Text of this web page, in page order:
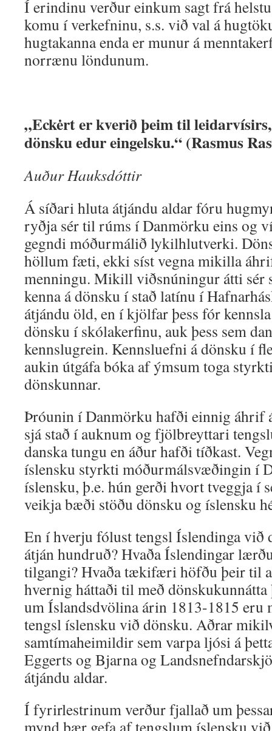
Í erindinu verður einkum sagt frá
komu í verkefninu, s.s. við val á
hugtakanna enda er munur á
norrænu löndunum.
„Eckėrt er kverið þeim til
dönsku edur eingelsku.“ (Rasmus
Auður Hauksdóttir
Á síðari hluta átjándu aldar fóru
ryðja sér til rúms í Dan­mörku eins og
gegndi móðurmálið lykilhlutverki.
höllum fæti, ekki síst vegna mikilla
menningu. Mikill viðsnúningur átti sér
kenna á dönsku í stað latínu í
átjándu öld, en í kjölfar þess fór
dönsku í skólakerfinu, auk þess sem
kennslugrein. Kennsluefni á dönsku í
aukin útgáfa bóka af ýmsum toga
dönskunnar.
Þróunin í Danmörku hafði einnig áhrif
sjá stað í auknum og fjölbreyttari
danska tungu en áður hafði tíðkast.
íslensku styrkti móðurmálsvæðingin í
íslensku, þ.e. hún gerði hvort tveggja í
veikja bæði stöðu dönsku og íslensku
En í hverju fólust tengsl Íslendinga við
átján hundruð? Hvaða Íslendingar
tilgangi? Hvaða tækifæri höfðu þeir til
hvernig háttaði til með
um Íslandsdvölina árin 1813-1815
tengsl íslensku við dönsku. Aðrar
samtímaheimildir sem varpa ljósi á
Eggerts og Bjarna og
átjándu aldar.
Í fyrirlestrinum verður fjallað um
mynd þær gefa af tengslum íslensku